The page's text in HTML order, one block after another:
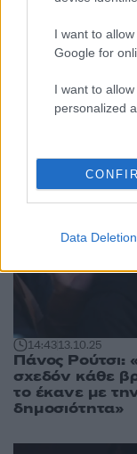
I want to
Google for
I want to
personalized
Data Deletion
17:09 18.10.25
Η αντίδραση
ερωτήθηκε για
Καρβέλα με
εκπρόσωπος
14:4313.10.25
Πάνος Ρούτσι:
σχεδόν κάθε
το έκανε με
δημοσιότητα»